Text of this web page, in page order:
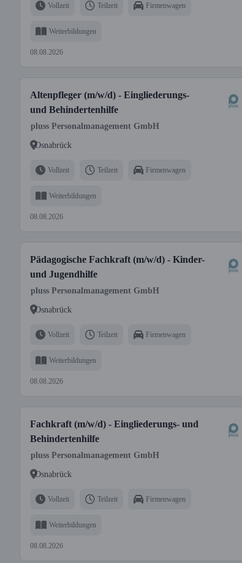
Vollzeit Teilzeit Firmenwagen
Weiterbildungen
08.08.2026
Altenpfleger (m/w/d) - Eingliederungs-
und Behindertenhilfe
pluss Personalmanagement GmbH
Osnabrück
Vollzeit Teilzeit Firmenwagen
Weiterbildungen
08.08.2026
Pädagogische Fachkraft (m/w/d) - Kinder-
und Jugendhilfe
pluss Personalmanagement GmbH
Osnabrück
Vollzeit Teilzeit Firmenwagen
Weiterbildungen
08.08.2026
Fachkraft (m/w/d) - Eingliederungs- und
Behindertenhilfe
pluss Personalmanagement GmbH
Osnabrück
Vollzeit Teilzeit Firmenwagen
Weiterbildungen
08.08.2026